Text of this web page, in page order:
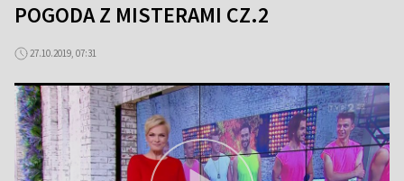
POGODA Z MISTERAMI CZ.2
27.10.2019, 07:31